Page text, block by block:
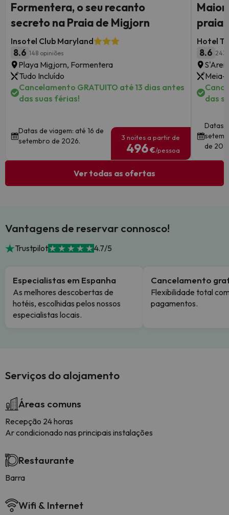
Formentera, o seu recanto
secreto na Praia de Migjorn
Insotel Club Maryland
8.6 148 opiniões
Playa Migjorn, Formentera
Tudo Incluído
Cancelamento GRATUITO até 13 dias antes
das suas férias!
Datas de viagem: até 16 de
setembro de 2026.
3 noites a partir de
496€/pessoa
praia
Hotel
8.6 243
Meia-
das
Datas
de
Ver todas as ofertas
Vantagens de reservar connosco!
Trustpilot 4.7/5
Especialistas em Espanha
As melhores descobertas de
hotéis, escolhidas pelos nossos
especialistas locais.
Cancelamento
Flexibilidade total
pagamentos.
Serviços do alojamento
Áreas comuns
Recepção 24 horas
Ar condicionado nas principais instalações
Restaurante
Barra
Wifi & Internet